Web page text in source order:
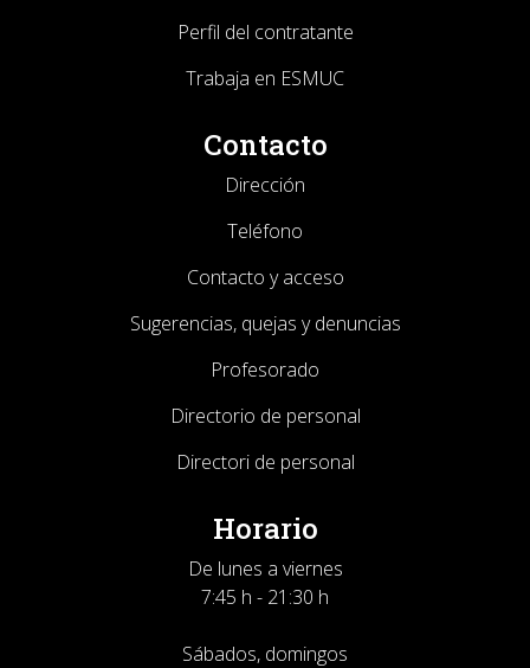
Perfil del contratante
Trabaja en ESMUC
Contacto
Dirección
Teléfono
Contacto y acceso
Sugerencias, quejas y denuncias
Profesorado
Directorio de personal
Directori de personal
Horario
De lunes a viernes
7:45 h - 21:30 h
Sábados, domingos